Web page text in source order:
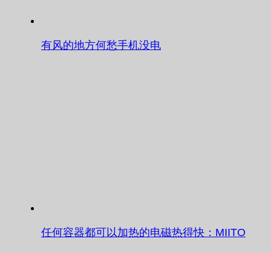
有风的地方何愁手机没电
任何容器都可以加热的电磁热得快：MIITO